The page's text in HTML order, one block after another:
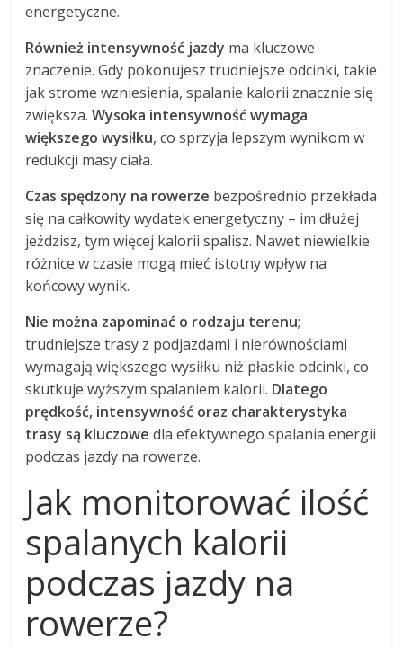
energetyczne.
Również intensywność jazdy ma kluczowe
znaczenie. Gdy pokonujesz trudniejsze odcinki, takie
jak strome wzniesienia, spalanie kalorii znacznie się
zwiększa.Wysoka intensywność wymaga
większego wysiłku, co sprzyja lepszym wynikom w
redukcji masy ciała.
Czas spędzony na rowerze bezpośrednio przekłada
się na całkowity wydatek energetyczny – im dłużej
jeździsz, tym więcej kalorii spalisz. Nawet niewielkie
różnice w czasie mogą mieć istotny wpływ na
końcowy wynik.
Nie można zapominać o rodzaju terenu;
trudniejsze trasy z podjazdami i nierównościami
wymagają większego wysiłku niż płaskie odcinki, co
skutkuje wyższym spalaniem kalorii. Dlatego
prędkość, intensywność oraz charakterystyka
trasy są kluczowe dla efektywnego spalania energii
podczas jazdy na rowerze.
Jak monitorować ilość
spalanych kalorii
podczas jazdy na
rowerze?